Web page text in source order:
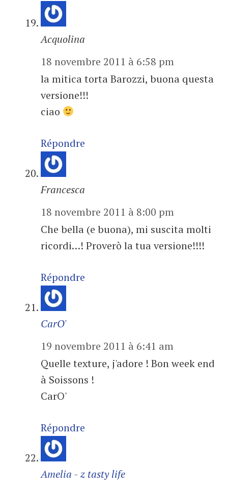
Acquolina
18 novembre 2011 à 6:58 pm
la mitica torta Barozzi, buona questa
versione!!!
ciao
Répondre
Francesca
18 novembre 2011 à 8:00 pm
Che bella (e buona), mi suscita molti
ricordi…! Proverò la tua versione!!!!
Répondre
CarO'
19 novembre 2011 à 6:41 am
Quelle texture, j'adore ! Bon week end
à Soissons !
CarO'
Répondre
Amelia - z tasty life